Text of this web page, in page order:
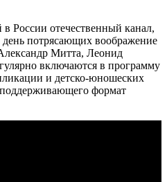
России отечественный канал,
потрясающих воображение
Митта, Леонид
включаются в программу
и детско-юношеских
поддерживающего формат